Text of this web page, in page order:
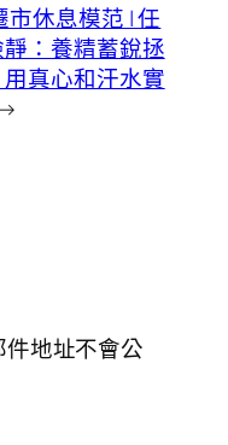
市休息模范 | 任
：養精蓄銳拯
真心和汗水實
地址不會公